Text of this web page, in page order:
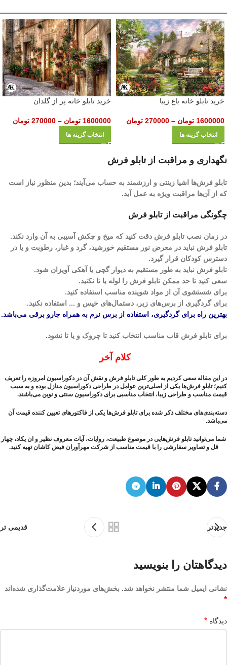
خرید تابلو خانه باغ زیبا
1600000 تومان –
270000 تومان
انتخاب گزینه ها
خرید تابلو خانه پر از گلدان
1600000 تومان –
270000 تومان
انتخاب گزینه ها
نگهداری و مراقبت از تابلو فرش
تابلو فرش‌ها اشیا زینتی و ارزشمند به حساب می‌آیند؛ بدین منظور نیاز است
که از آن‌ها مراقبت ویژه به عمل آید.
چگونگی مراقبت از تابلو فرش
در زمان نصب تابلو فرش دقت کنید که میخ و چکش آسیبی به آن وارد نکند.
تابلو فرش نباید در معرض نور مستقیم خورشید، گرد و غبار، رطوبت و یا در
دسترس کودکان قرار گیرد.
تابلو فرش نباید به طور مستقیم به دیوار گچی یا آهکی آویزان شود.
سعی کنید تا حد ممکن تابلو فرش را لوله یا تا نکنید.
برای شستشوی آن از مواد شوینده مناسب استفاده کنید.
برای گردگیری از برس‌های زبر، دستمال‌های خیس و ... استفاده نکنید.
بهترین راه برای گردگیری، استفاده از برس نرم به همراه جارو برقی می‌باشد.
برای تابلو فرش قاب مناسب انتخاب کنید تا چروک و یا تا نشود.
کلام آخر
در این مقاله سعی کردیم به طور کلی تابلو فرش و نقش آن در دکوراسیون امروزه را تعریف
کنیم؛ تابلو فرش‌ها یکی از اصلی‌ترین عوامل در طراحی دکوراسیون منازل بوده و به سبب
قیمت مناسب و طراحی زیبا، انتخاب مناسبی برای دکوراسیون سنتی و نوین می‌باشند.
دسته‌بندی‌های مختلف ذکر شده برای تابلو فرش‌ها یکی از فاکتور‌های تعیین کننده قیمت آن
می‌باشد.
شما می‌توانید تابلو فرش‌هایی در موضوع طبیعت، روایات، آیات معروف نظیر و ان یکاد، چهار
قل وتصاویر سفارشیرا با قیمت مناسب از شرکت مهرآوران فیض کاشان تهیه کنید.
جدیدتر قدیمی تر
دیدگاهتان را بنویسید
نشانی ایمیل شما منتشر نخواهد شد. بخش‌های موردنیاز علامت‌گذاری شده‌اند
*
دیدگاه *